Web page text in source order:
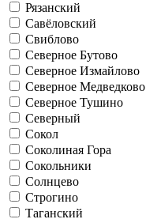
Рязанский
Савёловский
Свиблово
Северное Бутово
Северное Измайлово
Северное Медведково
Северное Тушино
Северный
Сокол
Соколиная Гора
Сокольники
Солнцево
Строгино
Таганский